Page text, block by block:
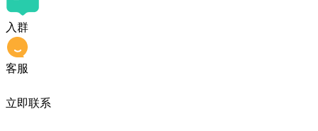
入群
客服
立即联系